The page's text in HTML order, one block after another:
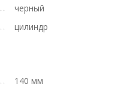
черный
цилиндр
140 мм